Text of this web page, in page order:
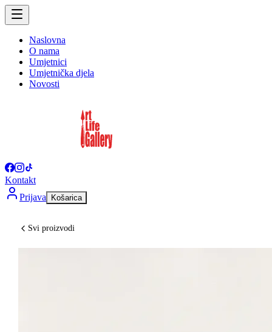
Naslovna
O nama
Umjetnici
Umjetnička djela
Novosti
Kontakt
Prijava
Košarica
Svi proizvodi